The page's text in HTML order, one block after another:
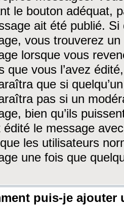
le bouton adéquat,
ait été publié. Si
vous trouverez
lorsque vous
que vous l’avez
que si
pas si un
bien qu’ils
édité le message
les utilisateurs
une fois que
puis-je ajouter